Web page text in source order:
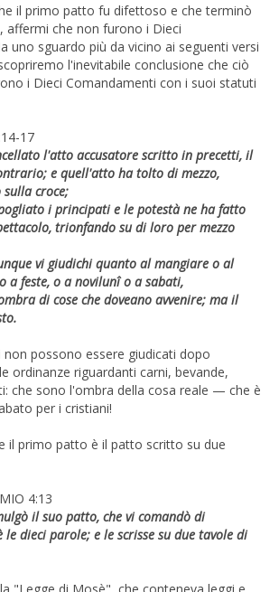
il primo patto fu difettoso e che terminò
affermi che non furono i Dieci
uno sguardo più da vicino ai seguenti versi
l'inevitabile conclusione che ciò
i Dieci Comandamenti con i suoi statuti
17
l'atto accusatore scritto in precetti, il
e quell'atto ha tolto di mezzo,
croce;
i principati e le potestà ne ha fatto
trionfando su di loro per mezzo
vi giudichi quanto al mangiare o al
a feste, o a novilunî o a sabati,
di cose che doveano avvenire; ma il
possono essere giudicati dopo
ordinanze riguardanti carni, bevande,
che sono l'ombra della cosa reale — che è
per i cristiani!
il primo patto è il patto scritto su due
4:13
il suo patto, che vi comandò di
le dieci parole; e le scrisse su due tavole di
"Legge di Mosè", che conteneva leggi e